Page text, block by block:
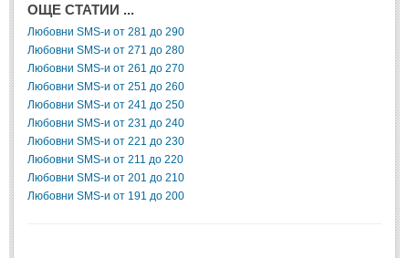
Философски мисли
Философия на любовта
ПРИТЧИ
ПРИТЧИ
Притчи за живота
ОЩЕ СТАТИИ ...
Любовни SMS-и от 281 до 290
Любовни SMS-и от 271 до 280
Любовни SMS-и от 261 до 270
Любовни SMS-и от 251 до 260
Любовни SMS-и от 241 до 250
Любовни SMS-и от 231 до 240
Любовни SMS-и от 221 до 230
Любовни SMS-и от 211 до 220
Любовни SMS-и от 201 до 210
Любовни SMS-и от 191 до 200